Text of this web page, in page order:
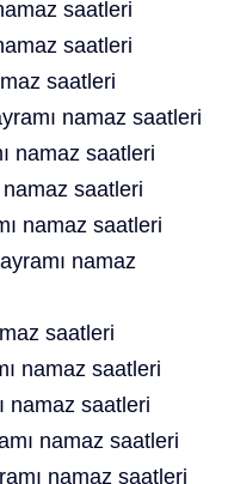
saatleri
saatleri
saatleri
namaz saatleri
namaz saatleri
saatleri
namaz saatleri
namaz
saatleri
namaz saatleri
namaz saatleri
namaz saatleri
namaz saatleri